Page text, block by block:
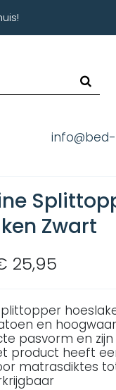
Zwart
25,95
en
pasvorm en
product heeft
matrasdiktes